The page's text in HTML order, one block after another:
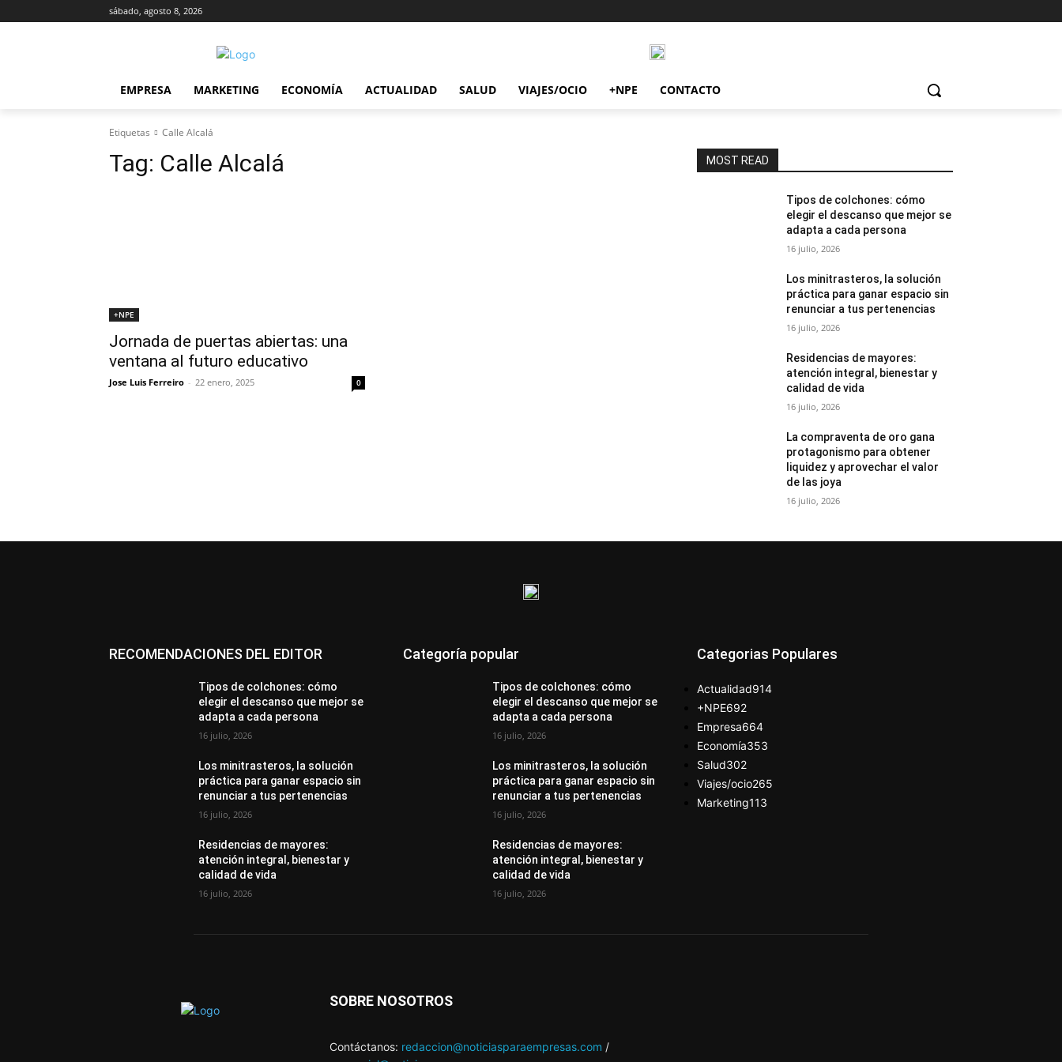
sábado, agosto 8, 2026
EMPRESA MARKETING ECONOMÍA ACTUALIDAD SALUD VIAJES/OCIO +NPE CONTACTO
Etiquetas Calle Alcalá
Tag: Calle Alcalá
+NPE
Jornada de puertas abiertas: una
ventana al futuro educativo
Jose Luis Ferreiro - 22 enero, 2025 0
MOST READ
Tipos de colchones: cómo
elegir el descanso que mejor se
adapta a cada persona
16 julio, 2026
Los minitrasteros, la solución
práctica para ganar espacio sin
renunciar a tus pertenencias
16 julio, 2026
Residencias de mayores:
atención integral, bienestar y
calidad de vida
16 julio, 2026
La compraventa de oro gana
protagonismo para obtener
liquidez y aprovechar el valor
de las joya
16 julio, 2026
RECOMENDACIONES DEL EDITOR
Tipos de colchones: cómo
elegir el descanso que mejor se
adapta a cada persona
16 julio, 2026
Los minitrasteros, la solución
práctica para ganar espacio sin
renunciar a tus pertenencias
16 julio, 2026
Residencias de mayores:
atención integral, bienestar y
calidad de vida
16 julio, 2026
Categoría popular
Tipos de colchones: cómo
elegir el descanso que mejor se
adapta a cada persona
16 julio, 2026
Los minitrasteros, la solución
práctica para ganar espacio sin
renunciar a tus pertenencias
16 julio, 2026
Residencias de mayores:
atención integral, bienestar y
calidad de vida
16 julio, 2026
Categorias Populares
Actualidad914
+NPE692
Empresa664
Economía353
Salud302
Viajes/ocio265
Marketing113
SOBRE NOSOTROS
Contáctanos: redaccion@noticiasparaempresas.com /